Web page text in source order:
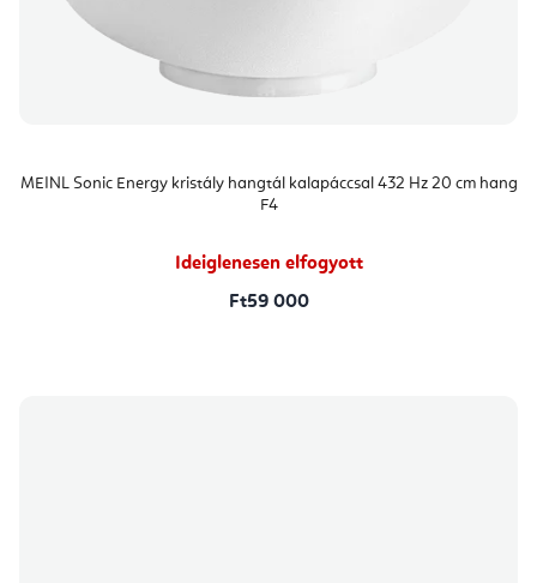
MEINL Sonic Energy kristály hangtál kalapáccsal 432 Hz 20 cm hang
F4
Ideiglenesen elfogyott
Ft59 000